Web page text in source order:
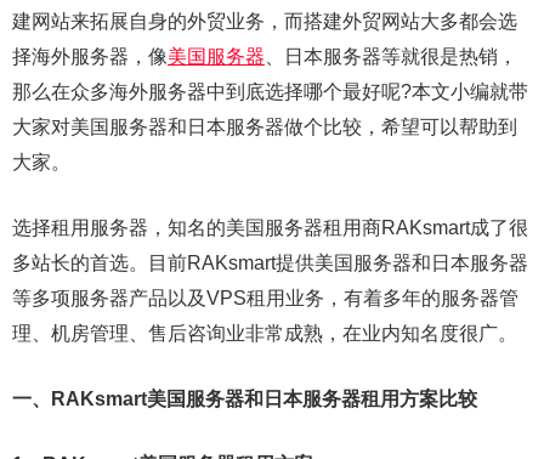
建网站来拓展自身的外贸业务，而搭建外贸网站大多都会选
择海外服务器，像美国服务器 、日本服务器等就很是热销，
那么在众多海外服务器中到底选择哪个最好呢?本文小编就带
大家对美国服务器和日本服务器做个比较，希望可以帮助到
大家。
选择租用服务器，知名的美国服务器租用商RAKsmart成了很
多站长的首选。目前RAKsmart提供美国服务器和日本服务器
等多项服务器产品以及VPS租用业务，有着多年的服务器管
理、机房管理、售后咨询业非常成熟，在业内知名度很广。
一、RAKsmart美国服务器和日本服务器租用方案比较